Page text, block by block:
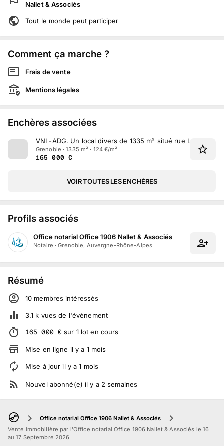
Nallet & Associés
Tout le monde peut participer
Comment ça marche ?
Frais de vente
Mentions légales
Enchères associées
VNI -ADG. Un local divers de 1335 m² situé rue Lieutenant
Grenoble · 1335 m² · 124 €/m²
165 000 €
VOIR TOUTES LES ENCHÈRES
Profils associés
Office notarial Office 1906 Nallet & Associés
Notaire ·Grenoble, Auvergne-Rhône-Alpes
Résumé
10 membres intéressés
3.1 k vues de l'événement
165 000 € sur 1 lot en cours
Mise en ligne il y a 1 mois
Mise à jour il y a1 mois
Nouvel abonné(e) il y a 2 semaines
Office notarial Office 1906 Nallet & Associés
Vente immobilière par l'Office notarial Office 1906 Nallet & Associés le 16
au 17 Septembre 2026